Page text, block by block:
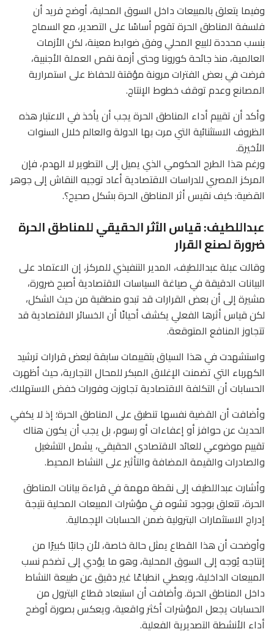
وفيما يتعلق بالمبيعات داخل السوق المحلية، أوضح فريد أن
فلسفة المناطق الحرة تقوم أساسًا على التصدير، مع السماح
بنسب محددة للبيع المحلي وفق ضوابط معينة، لكن الأزمات
العالمية، منذ جائحة كورونا وحتى أزمة نقص العملة الأجنبية،
فرضت في بعض الفترات مرونة مؤقتة للحفاظ على استمرارية
المصانع وعدم توقف خطوط الإنتاج.
وأكد أن تقييم أداء المناطق الحرة يجب أن يأخذ في الاعتبار هذه
الظروف الاستثنائية التي مرت بها الدولة والعالم خلال السنوات
الأخيرة.
ورغم هذا الطرح الحكومي الذي يميل إلى التطوير لا الهدم، فإن
المركز المصري للدراسات الاقتصادية أعاد توجيه النقاش إلى جوهر
القضية: كيف نقيس أثر المناطق الحرة بشكل صحيح؟.
عبداللطيف: قياس الأثر الحقيقي للمناطق الحرة
ضرورة لصنع القرار
وقالت عبلة عبداللطيف، المدير التنفيذي للمركز، إن الاعتماد على
البيانات الدقيقة في صياغة السياسات الاقتصادية أصبح ضرورة،
مشيرة إلى أن بعض القرارات قد تبدو منطقية من حيث الشكل،
لكن قياس أثرها الفعلي يكشف أحيانًا أن الخسائر الاقتصادية قد
تتجاوز المنافع المتوقعة.
واستشهدت في هذا السياق بتقييمات سابقة لبعض قرارات ترشيد
الكهرباء التي تضمنت الإغلاق المبكر للمحال التجارية، حيث أظهرت
الحسابات أن التكلفة الاقتصادية تجاوزت وفورات خفض الاستهلاك.
وأضافت أن القضية نفسها تنطبق على المناطق الحرة؛ إذ لا يكفي
الحديث عن حوافز أو إعفاءات أو رسوم، بل يجب أن يكون هناك
تقييم موضوعي للعائد الاقتصادي الحقيقي، يشمل التشغيل
والصادرات والقيمة المضافة والتأثير على النشاط المحيط.
وأشارت عبداللطيف إلى نقطة مهمة في قراءة بيانات المناطق
الحرة، تتعلق بوجود تشوه في مؤشرات المبيعات المحلية نتيجة
إدراج الاستثمارات البترولية ضمن الحسابات الإجمالية.
وأوضحت أن هذا القطاع يمثل حالة خاصة، لأن جانبًا كبيرًا من
إنتاجه يُوجه إلى السوق المحلية، وهو ما يؤدي إلى تضخم نسب
المبيعات الداخلية، ويعطي انطباعًا غير دقيق عن طبيعة النشاط
داخل المناطق الحرة. وأضافت أن استبعاد قطاع البترول من
الحسابات يجعل المؤشرات أكثر واقعية، ويعكس بصورة أوضح
أداء الأنشطة التصديرية الفعلية.